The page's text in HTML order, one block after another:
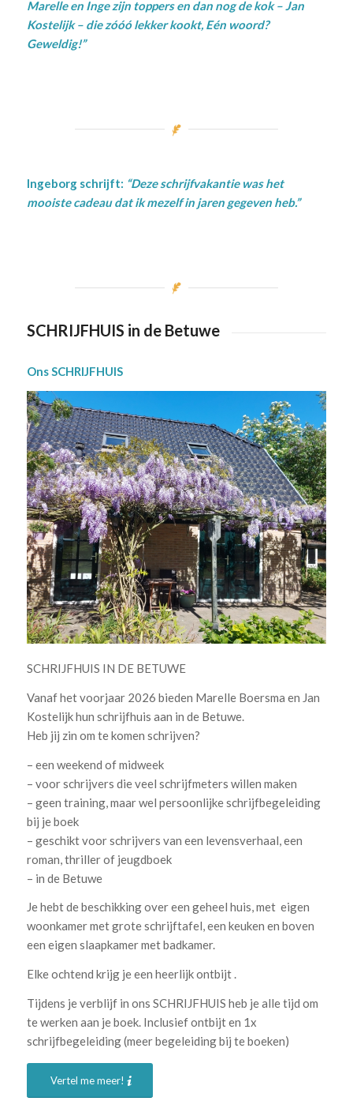
Marelle en Inge zijn toppers en dan nog de kok – Jan
Kostelijk – die zóóó lekker kookt, Eén woord?
Geweldig!”
Ingeborg schrijft: “Deze schrijfvakantie was het
mooiste cadeau dat ik mezelf in jaren gegeven heb.”
SCHRIJFHUIS in de Betuwe
Ons SCHRIJFHUIS
SCHRIJFHUIS IN DE BETUWE
Vanaf het voorjaar 2026 bieden Marelle Boersma en Jan
Kostelijk hun schrijfhuis aan in de Betuwe.
Heb jij zin om te komen schrijven?
– een weekend of midweek
– voor schrijvers die veel schrijfmeters willen maken
– geen training, maar wel persoonlijke schrijfbegeleiding
bij je boek
– geschikt voor schrijvers van een levensverhaal, een
roman, thriller of jeugdboek
– in de Betuwe
Je hebt de beschikking over een geheel huis, met eigen
woonkamer met grote schrijftafel, een keuken en boven
een eigen slaapkamer met badkamer.
Elke ochtend krijg je een heerlijk ontbijt .
Tijdens je verblijf in ons SCHRIJFHUIS heb je alle tijd om
te werken aan je boek. Inclusief ontbijt en 1x
schrijfbegeleiding (meer begeleiding bij te boeken)
Vertel me meer!